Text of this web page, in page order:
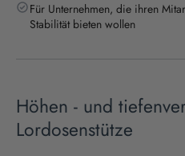
Für Unternehmen, die ihren
Stabilität bieten wollen
Höhen - und
Lordosenstütze